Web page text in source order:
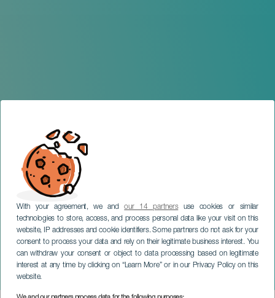
With your agreement, we andour 14 partnersuse cookies or similar
technologies to store, access, and process personal data like your visit on this
website, IP addresses and cookie identifiers. Some partners do not ask for your
consent to process your data and rely on their legitimate business interest. You
can withdraw your consent or object to data processing based on legitimate
interest at any time by clicking on “Learn More” or in our Privacy Policy on this
website.
Pompa: Concierto para
primeras infancias
TENERIFE